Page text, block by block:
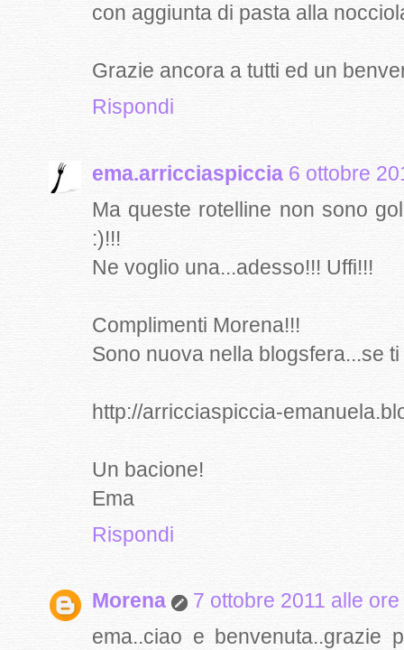
con aggiunta di pasta alla
Grazie ancora a tutti ed un
Rispondi
ema.arricciaspiccia 6 ottobre
Ma queste rotelline non sono
:)!!!
Ne voglio una...adesso!!! Uffi!!!
Complimenti Morena!!!
Sono nuova nella blogsfera...se
http://arricciaspiccia-
Un bacione!
Ema
Rispondi
Morena
7 ottobre 2011 alle
ema..ciao e benvenuta..grazie